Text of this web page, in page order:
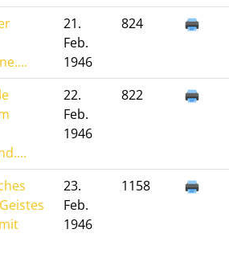
21.
Feb.
1946
824
22.
Feb.
1946
822
23.
Feb.
1946
1158